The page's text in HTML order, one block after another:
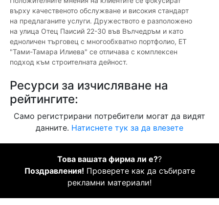
върху качественото обслужване и високия стандарт
на предлаганите услуги. Дружеството е разположено
на улица Отец Паисий 22-30 във Вълчедръм и като
едноличен търговец с многообхватно портфолио, ЕТ
"Тами-Тамара Илиева" се отличава с комплексен
подход към строителната дейност.
Ресурси за изчисляване на
рейтингите:
Само регистрирани потребители могат да видят
данните. Натиснете тук за да влезете
Това вашата фирма ли е??
Поздравления! Проверете как да събирате
рекламни материали!